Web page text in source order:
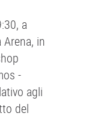
a
in
-
agli
del